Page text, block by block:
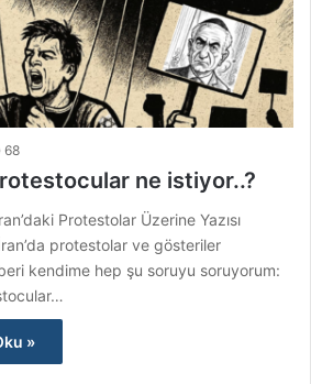
68
ne istiyor..?
Protestolar Üzerine Yazısı
protestolar ve gösteriler
kendime hep şu soruyu soruyorum:
»